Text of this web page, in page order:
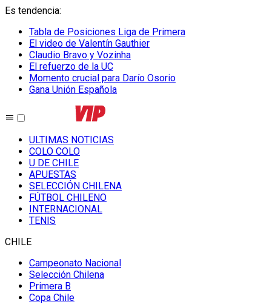
Es tendencia:
Tabla de Posiciones Liga de Primera
El video de Valentín Gauthier
Claudio Bravo y Vozinha
El refuerzo de la UC
Momento crucial para Darío Osorio
Gana Unión Española
ULTIMAS NOTICIAS
COLO COLO
U DE CHILE
APUESTAS
SELECCIÓN CHILENA
FÚTBOL CHILENO
INTERNACIONAL
TENIS
CHILE
Campeonato Nacional
Selección Chilena
Primera B
Copa Chile